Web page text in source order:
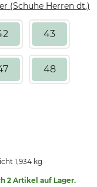
(Schuhe Herren dt.)
43
48
1,934 kg
2 Artikel auf Lager.